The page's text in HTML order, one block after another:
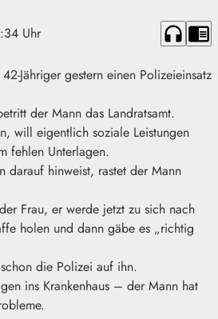
Uhr headphones chrome_reader_mode
Jähriger gestern einen Polizeieinsatz
der Mann das Landratsamt.
will eigentlich soziale Leistungen
fehlen Unterlagen.
darauf hinweist, rastet der Mann
Frau, er werde jetzt zu sich nach
holen und dann gäbe es „richtig
die Polizei auf ihn.
ins Krankenhaus – der Mann hat